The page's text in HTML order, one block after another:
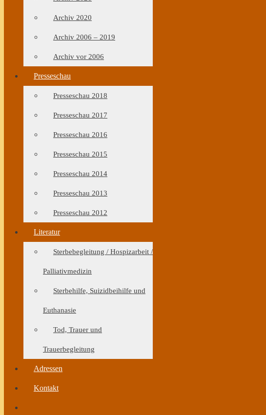
Archiv 2020
Archiv 2006 – 2019
Archiv vor 2006
Presseschau
Presseschau 2018
Presseschau 2017
Presseschau 2016
Presseschau 2015
Presseschau 2014
Presseschau 2013
Presseschau 2012
Literatur
Sterbebegleitung / Hospizarbeit /
Palliativmedizin
Sterbehilfe, Suizidbeihilfe und
Euthanasie
Tod, Trauer und
Trauerbegleitung
Adressen
Kontakt